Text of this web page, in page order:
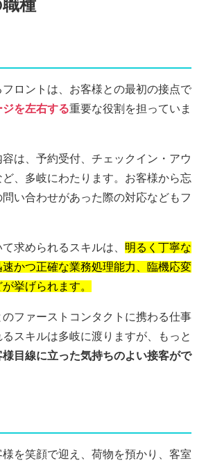
種
ロントは、お客様との最初の接点で
を左右する重要な役割を担っていま
は、予約受付、チェックイン・アウ
ど、多岐にわたります。お客様から忘
い合わせがあった際の対応などもフ
求められるスキルは、 明るく丁寧な
かつ正確な業務処理能力、臨機応変
挙げられます。
ファーストコンタクトに携わる仕事
スキルは多岐に渡りますが、もっと
様目線に立った気持ちのよい接客がで
を笑顔で迎え、荷物を預かり、客室